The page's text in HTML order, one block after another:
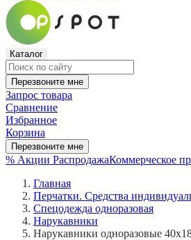
Каталог
Перезвоните мне
Запрос товара
Сравнение
Избранное
Корзина
Перезвоните мне
% Акции РаспродажаКоммерческое
Главная
Перчатки. Средства
Спецодежда одноразовая
Нарукавники
Нарукавники одноразовые